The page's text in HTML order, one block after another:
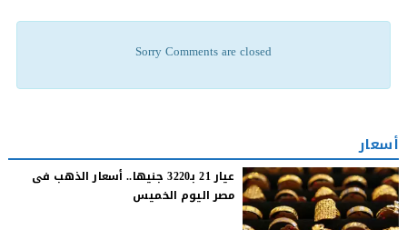
Sorry Comments are closed
أسعار
عيار 21 بـ3220 جنيها.. أسعار الذهب فى
مصر اليوم الخميس